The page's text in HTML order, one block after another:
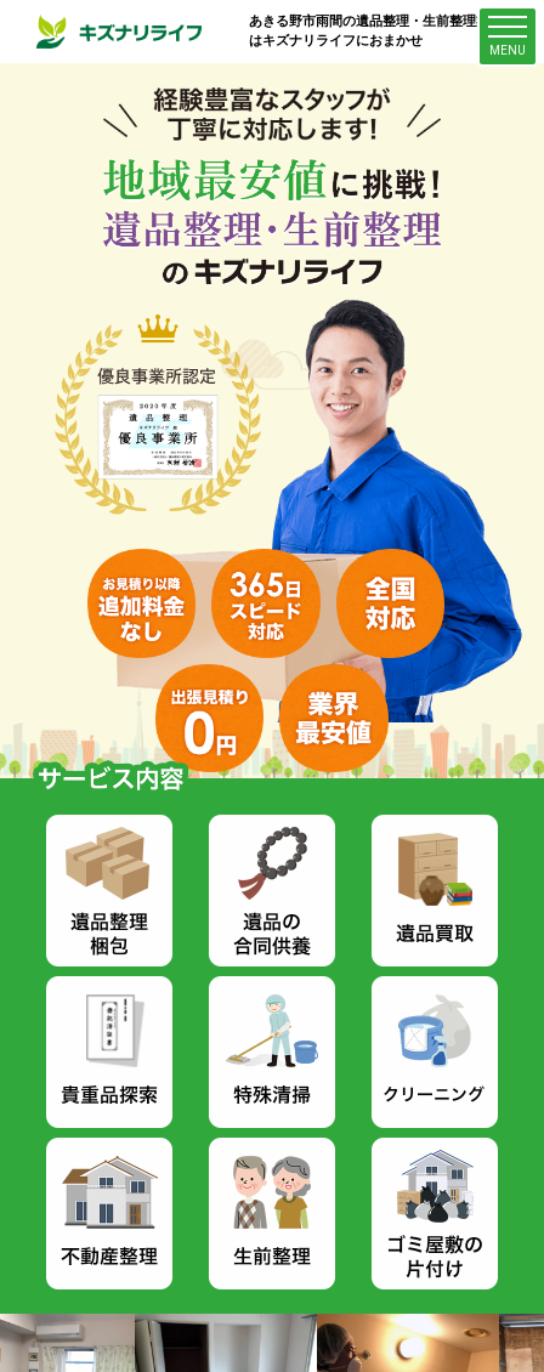
あきる野市雨間の遺品整理・生前整理業者
はキズナリライフにおまかせ